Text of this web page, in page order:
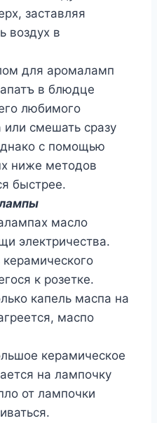
заставляя
воздух в
для аромаламп
в блюдце
любимого
или смешать сразу
с помощью
ниже методов
быстрее.
масло
электричества.
к розетке.
капель маспа на
маспо
керамическое
на лампочку
от лампочки